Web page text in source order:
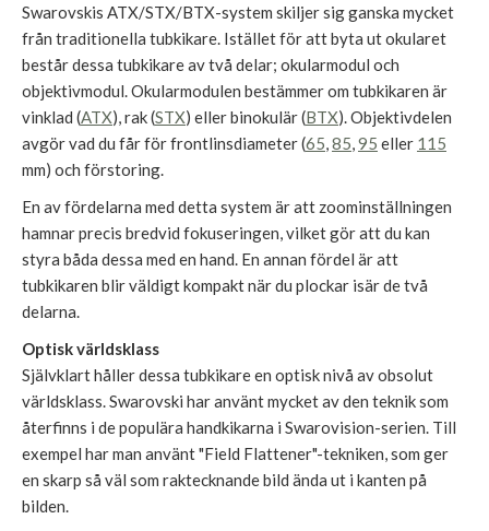
Swarovskis ATX/STX/BTX-system skiljer sig ganska mycket
från traditionella tubkikare. Istället för att byta ut okularet
består dessa tubkikare av två delar; okularmodul och
objektivmodul. Okularmodulen bestämmer om tubkikaren är
vinklad (ATX), rak (STX) eller binokulär (BTX). Objektivdelen
avgör vad du får för frontlinsdiameter (65,85,95 eller 115
mm) och förstoring.
En av fördelarna med detta system är att zoominställningen
hamnar precis bredvid fokuseringen, vilket gör att du kan
styra båda dessa med en hand. En annan fördel är att
tubkikaren blir väldigt kompakt när du plockar isär de två
delarna.
Optisk världsklass
Självklart håller dessa tubkikare en optisk nivå av obsolut
världsklass. Swarovski har använt mycket av den teknik som
återfinns i de populära handkikarna i Swarovision-serien. Till
exempel har man använt "Field Flattener"-tekniken, som ger
en skarp så väl som raktecknande bild ända ut i kanten på
bilden.